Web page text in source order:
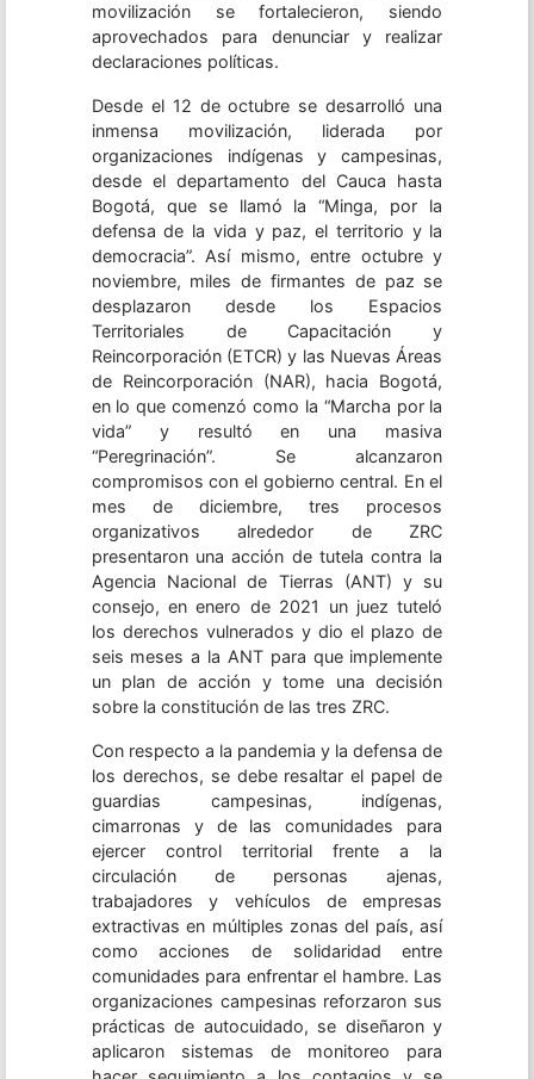
movilización se fortalecieron, siendo
aprovechados para denunciar y realizar
declaraciones políticas.
Desde el 12 de octubre se desarrolló una
inmensa movilización, liderada por
organizaciones indígenas y campesinas,
desde el departamento del Cauca hasta
Bogotá, que se llamó la “Minga, por la
defensa de la vida y paz, el territorio y la
democracia”. Así mismo, entre octubre y
noviembre, miles de firmantes de paz se
desplazaron desde los Espacios
Territoriales de Capacitación y
Reincorporación (ETCR) y las Nuevas Áreas
de Reincorporación (NAR), hacia Bogotá,
en lo que comenzó como la “Marcha por la
vida” y resultó en una masiva
“Peregrinación”. Se alcanzaron
compromisos con el gobierno central. En el
mes de diciembre, tres procesos
organizativos alrededor de ZRC
presentaron una acción de tutela contra la
Agencia Nacional de Tierras (ANT) y su
consejo, en enero de 2021 un juez tuteló
los derechos vulnerados y dio el plazo de
seis meses a la ANT para que implemente
un plan de acción y tome una decisión
sobre la constitución de las tres ZRC.
Con respecto a la pandemia y la defensa de
los derechos, se debe resaltar el papel de
guardias campesinas, indígenas,
cimarronas y de las comunidades para
ejercer control territorial frente a la
circulación de personas ajenas,
trabajadores y vehículos de empresas
extractivas en múltiples zonas del país, así
como acciones de solidaridad entre
comunidades para enfrentar el hambre. Las
organizaciones campesinas reforzaron sus
prácticas de autocuidado, se diseñaron y
aplicaron sistemas de monitoreo para